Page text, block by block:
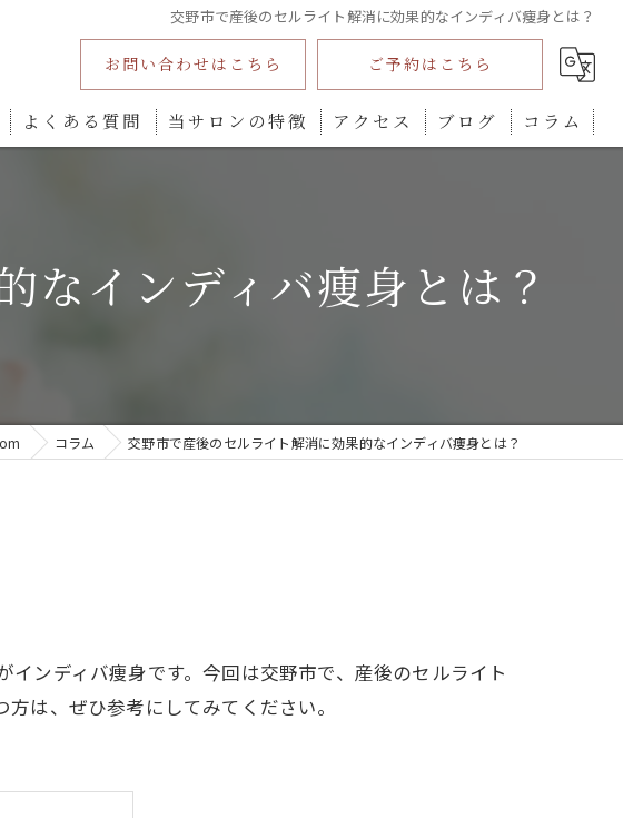
交野市で産後のセルライト解消に効果的なインディバ痩身とは？
お問い合わせはこちら ご予約はこちら
よくある質問 当サロンの特徴
プライベートサロン
アクセス ブログ コラム
なインディバ痩身とは？
コラム 交野市で産後のセルライト解消に効果的なインディバ痩身とは？
ンディバ痩身です。今回は交野市で、産後のセルライト
は、ぜひ参考にしてみてください。